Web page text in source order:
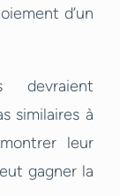
d’un
devraient
similaires à
leur
gagner la